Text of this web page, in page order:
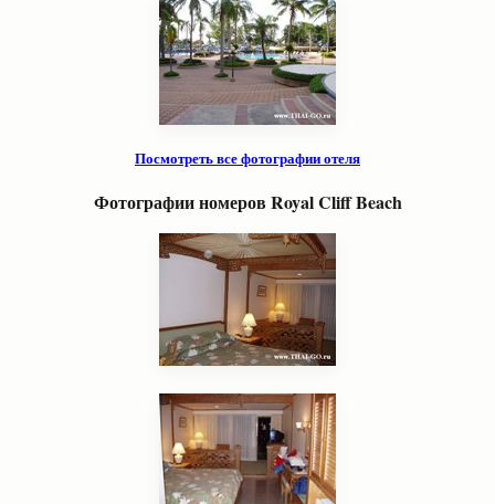
Посмотреть все фотографии отеля
Фотографии номеров Royal Cliff Beach